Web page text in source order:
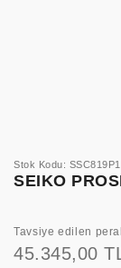
Stok Kodu: SSC819P1
SEIKO
Tavsiye edilen
45.345,00